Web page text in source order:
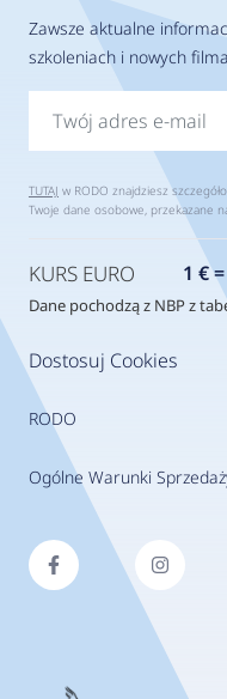
Dostosuj Cookies
RODO
Ogólne Warunki
Zawsze aktualne
szkoleniach i nowych
TUTAJ w RODO znajdziesz
Twoje dane osobowe, przekazane
KURS EURO 1 € =
Dane pochodzą z NBP z